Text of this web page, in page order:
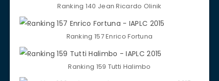
Ranking 140 Jean Ricardo Olinik
Ranking 157 Enrico Fortuna
Ranking 159 Tutti Halimbo